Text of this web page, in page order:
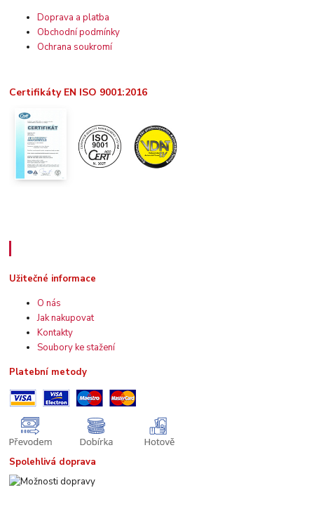
Doprava a platba
Obchodní podmínky
Ochrana soukromí
Certifikáty EN ISO 9001:2016
Užitečné informace
O nás
Jak nakupovat
Kontakty
Soubory ke stažení
Platební metody
Spolehlivá doprava